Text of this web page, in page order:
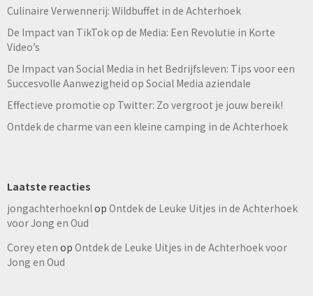
Culinaire Verwennerij: Wildbuffet in de Achterhoek
De Impact van TikTok op de Media: Een Revolutie in Korte
Video’s
De Impact van Social Media in het Bedrijfsleven: Tips voor een
Succesvolle Aanwezigheid op Social Media aziendale
Effectieve promotie op Twitter: Zo vergroot je jouw bereik!
Ontdek de charme van een kleine camping in de Achterhoek
Laatste reacties
jongachterhoeknlop Ontdek de Leuke Uitjes in de Achterhoek
voor Jong en Oud
Corey eten op Ontdek de Leuke Uitjes in de Achterhoek voor
Jong en Oud